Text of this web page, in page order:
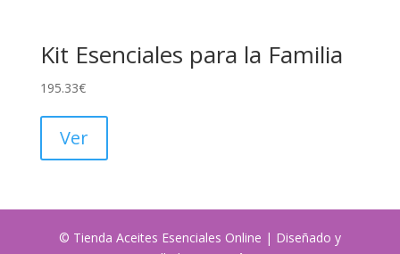
Kit Esenciales para la Familia
195.33€
Ver
© Tienda Aceites Esenciales Online | Diseñado y